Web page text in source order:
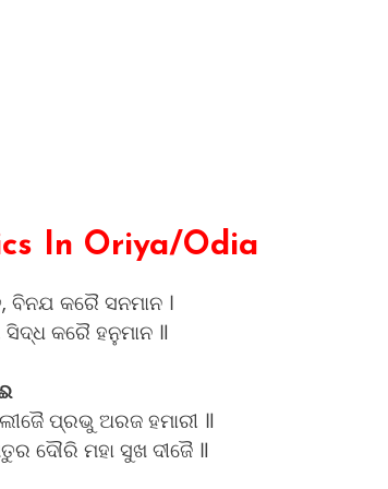
In Oriya/Odia
କରୈ ସନମାନ ।
କରୈ ହନୁମାନ ॥
ପ୍ରଭୁ ଅରଜ ହମାରୀ ॥
ଦୌରି ମହା ସୁଖ ଦୀଜୈ ॥